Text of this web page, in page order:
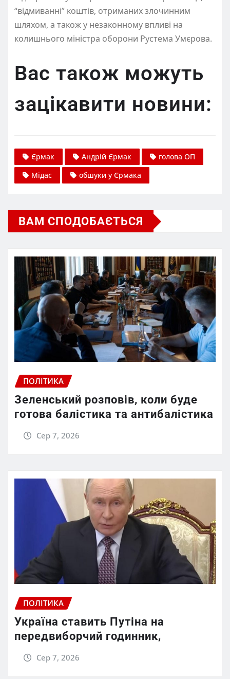
“відмиванні” коштів, отриманих злочинним
шляхом, а також у незаконному впливі на
колишнього міністра оборони Рустема Умєрова.
Вас також можуть
зацікавити новини:
Єрмак Андрій Єрмак
голова ОП
Мідас
обшуки у Єрмака
ВАМ СПОДОБАЄТЬСЯ
ПОЛІТИКА
Зеленський розповів, коли буде
готова балістика та антибалістика
Сер 7, 2026
ПОЛІТИКА
Україна ставить Путіна на
передвиборчий годинник,
Сер 7, 2026